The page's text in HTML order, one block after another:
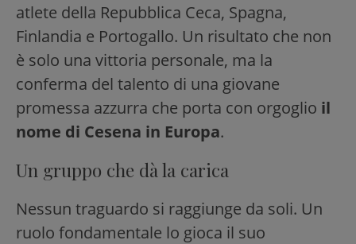
atlete della Repubblica Ceca, Spagna,
Finlandia e Portogallo. Un risultato che non
è solo una vittoria personale, ma la
conferma del talento di una giovane
promessa azzurra che porta con orgoglio il
nome di Cesena in Europa.
Un gruppo che dà la carica
Nessun traguardo si raggiunge da soli. Un
ruolo fondamentale lo gioca il suo